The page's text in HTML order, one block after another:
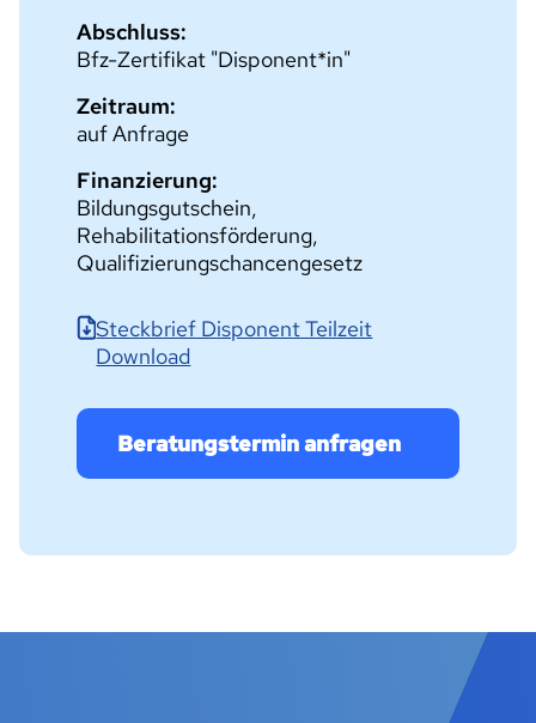
Abschluss:
Bfz-Zertifikat "Disponent*in"
Zeitraum:
auf Anfrage
Finanzierung:
Bildungsgutschein,
Rehabilitationsförderung,
Qualifizierungschancengesetz
Steckbrief Disponent Teilzeit
Download
Beratungstermin anfragen